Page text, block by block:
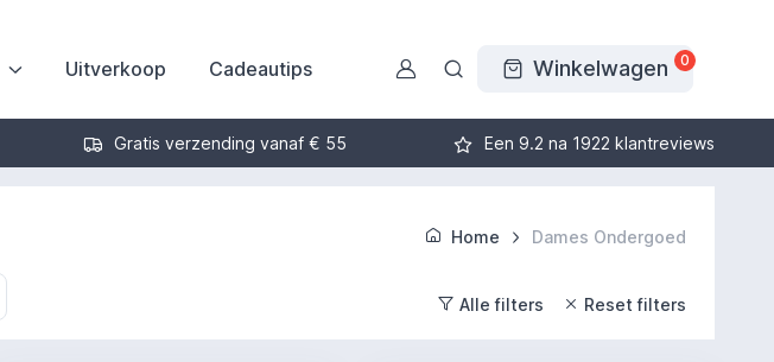
Uitverkoop Cadeautips Winkelwagen 0
Gratis verzending vanaf € 55 Een 9.2 na 1922 klantreviews
Home Dames Ondergoed
Alle filters Reset filters